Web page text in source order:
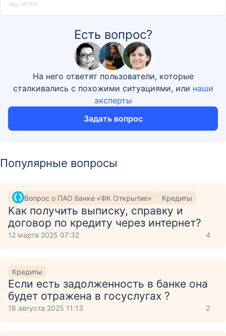
Лиц. №1326
Есть вопрос?
На него ответят пользователи, которые
сталкивались с похожими ситуациями, или наши
эксперты
Задать вопрос
Популярные вопросы
Вопрос о ПАО банке «ФК Открытие» Кредиты
Как получить выписку, справку и
договор по кредиту через интернет?
12 марта 2025 07:32 4
Кредиты
Если есть задолженность в банке она
будет отражена в госуслугах ?
18 августа 2025 11:13 2